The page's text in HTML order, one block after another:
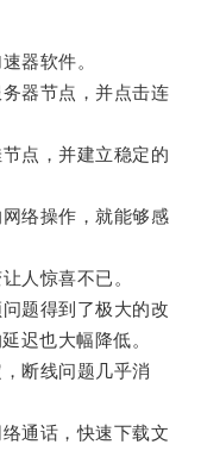
器软件。
器节点，并点击连
点，并建立稳定的
络操作，就能够感
人惊喜不已。
题得到了极大的改
迟也大幅降低。
断线问题几乎消
通话，快速下载文